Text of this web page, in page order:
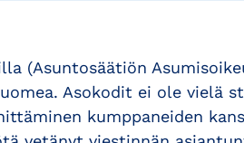
(Asuntosäätiön
Asokodit ei ole vielä
kumppaneiden